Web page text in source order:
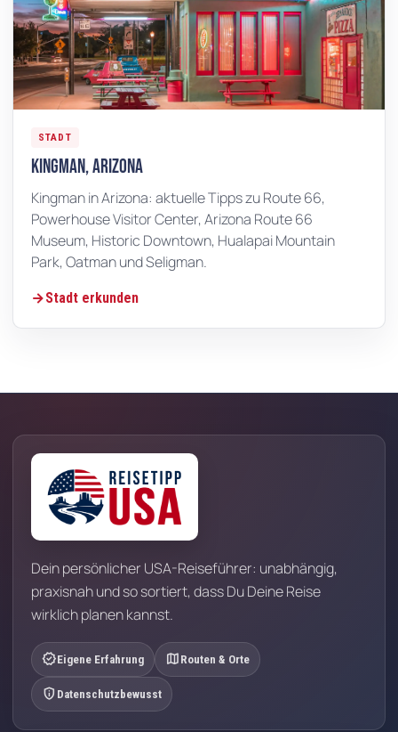
STADT
Kingman, Arizona
Kingman in Arizona: aktuelle Tipps zu Route 66,
Powerhouse Visitor Center, Arizona Route 66
Museum, Historic Downtown, Hualapai Mountain
Park, Oatman und Seligman.
Stadt erkunden
Dein persönlicher USA-Reiseführer: unabhängig,
praxisnah und so sortiert, dass Du Deine Reise
wirklich planen kannst.
verifiedEigene Erfahrung map Routen & Orte
privacy_tip Datenschutzbewusst